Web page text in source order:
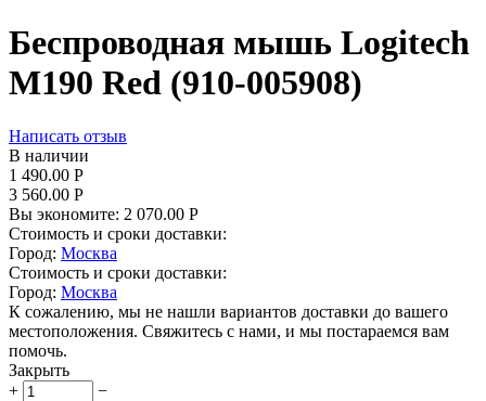
Беспроводная мышь Logitech
M190 Red (910-005908)
Написать отзыв
В наличии
1 490.00 Р
3 560.00 Р
Вы экономите: 2 070.00 Р
Стоимость и сроки доставки:
Город: Москва
Стоимость и сроки доставки:
Город: Москва
К сожалению, мы не нашли вариантов доставки до вашего
местоположения. Свяжитесь с нами, и мы постараемся вам
помочь.
Закрыть
+
−